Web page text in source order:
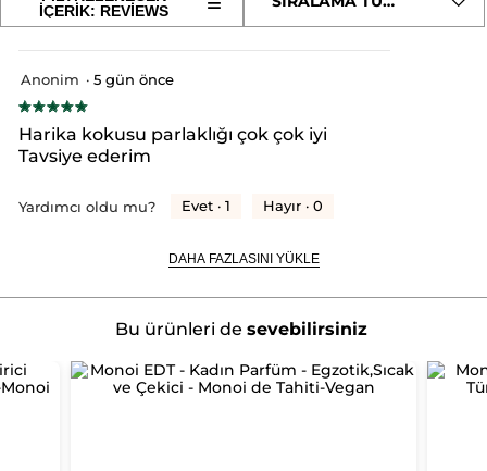
Ürün Kodu: 56423
yorumları
okuyun:
Işıltı
Veren
Saç
ve
Monoi
eylem
oturum
İÇERİK: REVIEWS
Aşağıdaki
düğmeye
aşağıdaki
içerik
güncellenir
★★★★★
★★★★★
Anonim · 5 gün önce
Harika kokusu parlaklığı çok çok iyi
Tavsiye ederim
Yardımcı oldu mu? Evet · 1 Hayır · 0
DAHA FAZLASINI YÜKLE
Bu ürünleri de sevebilirsiniz